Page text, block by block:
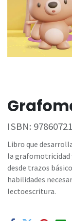
ISBN:
Libro que
la grafomotricidad
desde trazos
habilidades
lectoescritura.